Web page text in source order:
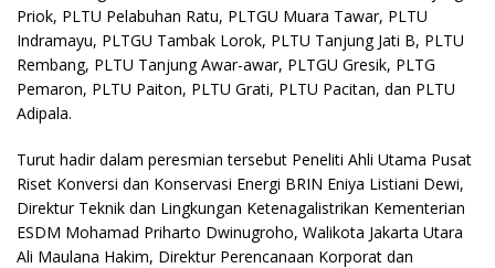
Priok, PLTU Pelabuhan Ratu, PLTGU Muara Tawar, PLTU
Indramayu, PLTGU Tambak Lorok, PLTU Tanjung Jati B, PLTU
Rembang, PLTU Tanjung Awar-awar, PLTGU Gresik, PLTG
Pemaron, PLTU Paiton, PLTU Grati, PLTU Pacitan, dan PLTU
Adipala.
Turut hadir dalam peresmian tersebut Peneliti Ahli Utama Pusat
Riset Konversi dan Konservasi Energi BRIN Eniya Listiani Dewi,
Direktur Teknik dan Lingkungan Ketenagalistrikan Kementerian
ESDM Mohamad Priharto Dwinugroho, Walikota Jakarta Utara
Ali Maulana Hakim, Direktur Perencanaan Korporat dan